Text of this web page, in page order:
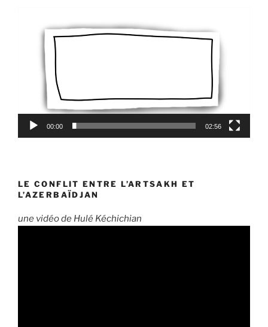
00:00 02:56
LE CONFLIT ENTRE L’ARTSAKH ET
L’AZERBAÏDJAN
une vidéo de Hulé Kéchichian